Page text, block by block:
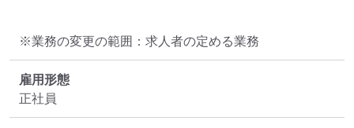
※業務の変更の範囲：求人者の定める業務
雇用形態
正社員